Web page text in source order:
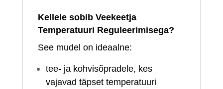
Kellele sobib Veekeetja
Temperatuuri Reguleerimisega?
See mudel on ideaalne:
tee‑ ja kohvisõpradele, kes
vajavad täpset temperatuuri